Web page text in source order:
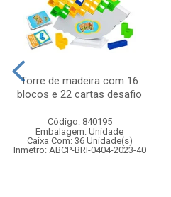
Torre de madeira com 16
blocos e 22 cartas desafio
Código: 840195
Embalagem: Unidade
Caixa Com: 36 Unidade(s)
Inmetro: ABCP-BRI-0404-2023-40